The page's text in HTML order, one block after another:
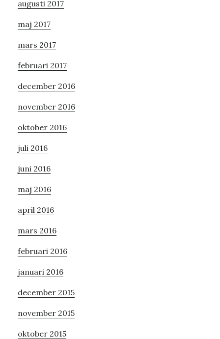
augusti 2017
maj 2017
mars 2017
februari 2017
december 2016
november 2016
oktober 2016
juli 2016
juni 2016
maj 2016
april 2016
mars 2016
februari 2016
januari 2016
december 2015
november 2015
oktober 2015